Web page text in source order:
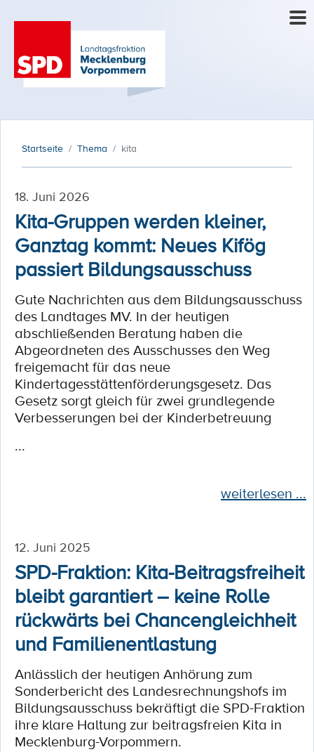
Startseite Thema kita
18. Juni 2026
Kita-Gruppen werden kleiner,
Ganztag kommt: Neues Kifög
passiert Bildungsausschuss
Gute Nachrichten aus dem Bildungsausschuss
des Landtages MV. In der heutigen
abschließenden Beratung haben die
Abgeordneten des Ausschusses den Weg
freigemacht für das neue
Kindertagesstättenförderungsgesetz. Das
Gesetz sorgt gleich für zwei grundlegende
Verbesserungen bei der Kinderbetreuung
...
weiterlesen ...
12. Juni 2025
SPD-Fraktion: Kita-Beitragsfreiheit
bleibt garantiert – keine Rolle
rückwärts bei Chancengleichheit
und Familienentlastung
Anlässlich der heutigen Anhörung zum
Sonderbericht des Landesrechnungshofs im
Bildungsausschuss bekräftigt die SPD-Fraktion
ihre klare Haltung zur beitragsfreien Kita in
Mecklenburg-Vorpommern.